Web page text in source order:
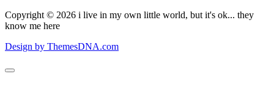
Copyright © 2026 i live in my own little world, but it's ok... they
know me here
Design by ThemesDNA.com
Scroll